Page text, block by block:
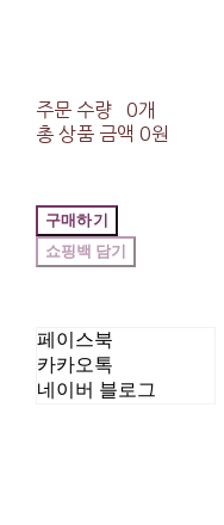
주문 수량
0개
총 상품 금액 0원
구매하기
페이스북
카카오톡
네이버 블로그